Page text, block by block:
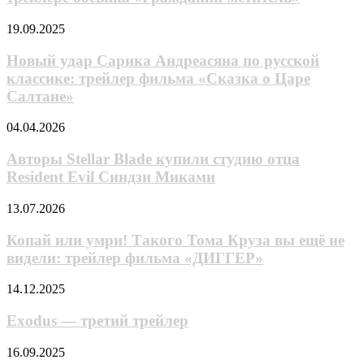
фильма
Болл
крови
трейлере
боевика
«Гражданин-
Новый
Сарика
Андреасяна
по
русской
трейлер
«Сказка
о
Салтане»
19.09.2025
Новый удар Сарика Андреасяна по русской
классике: трейлер фильма «Сказка о Царе
Салтане»
Авторы
Blade
купили
студию
Resident
Синдзи
Миками
04.04.2026
Авторы Stellar Blade купили студию отца
Resident Evil Синдзи Миками
Копай
умри!
Такого
Тома
вы
не
трейлер
13.07.2026
Копай или умри! Такого Тома Круза вы ещё не
видели: трейлер фильма «ДИГГЕР»
Exodus
третий
трейлер
14.12.2025
Exodus — третий трейлер
«Как-
16.09.2025